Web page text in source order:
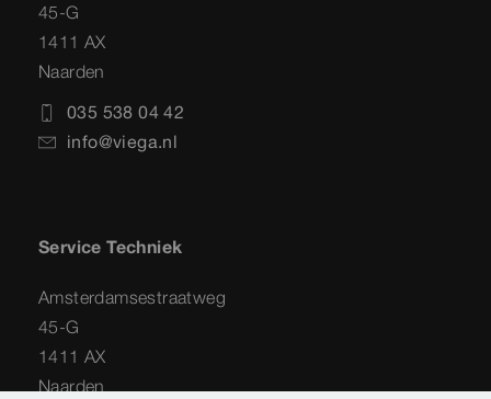
45-G
1411 AX
Naarden
035 538 04 42
info@viega.nl
Service Techniek
Amsterdamsestraatweg
45-G
1411 AX
Naarden